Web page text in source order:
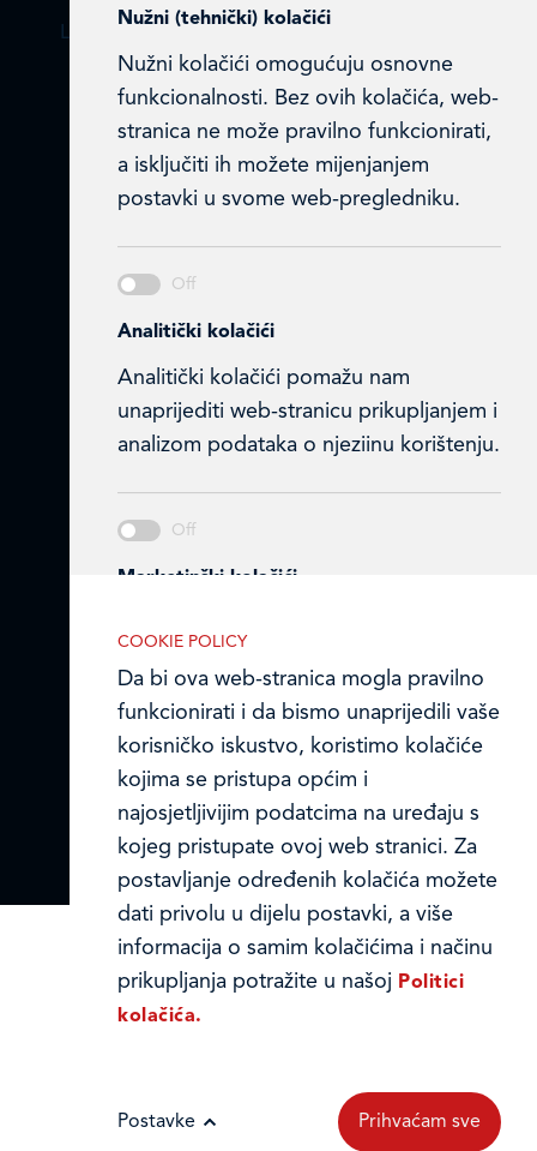
LEDO PLUS D.O.O.
Ulica Julija Knifera 10,
10000 Zagreb, Hrvatska
TEL: +385 (0)1 2385 555
Email:ledo@ledo.hr
Ledo Hrvatska
Prodajni centri
Ledo u inozemstvu
Online formular
© LEDO plus d.o.o. 2026.
COOKIE POLICY
Da bi ova web-stranica mogla pravilno
funkcionirati i da bismo unaprijedili vaše
korisničko iskustvo, koristimo kolačiće
kojima se pristupa općim i
najosjetljivijim podatcima na uređaju s
kojeg pristupate ovoj web stranici. Za
postavljanje određenih kolačića možete
dati privolu u dijelu postavki, a više
informacija o samim kolačićima i načinu
prikupljanja potražite u našoj Politici
kolačića.
Nužni (tehnički) kolačići
Nužni kolačići omogućuju osnovne
funkcionalnosti. Bez ovih kolačića, web-
stranica ne može pravilno funkcionirati,
a isključiti ih možete mijenjanjem
postavki u svome web-pregledniku.
Analitički kolačići
Analitički kolačići pomažu nam
unaprijediti web-stranicu prikupljanjem i
analizom podataka o njeziinu korištenju.
Marketinški kolačići
primate.
Postavke Prihvaćam sve